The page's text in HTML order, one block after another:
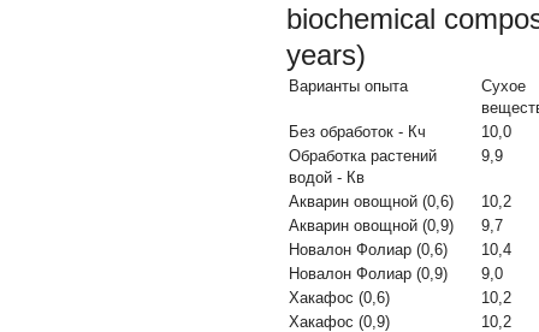
biochemical
years)
Варианты опыта
Сухое
Без обработок - Кч
10,0
Обработка растений
водой - Кв
9,9
Акварин овощной (0,6)
10,2
Акварин овощной (0,9)
9,7
Новалон Фолиар (0,6)
10,4
Новалон Фолиар (0,9)
9,0
Хакафос (0,6)
10,2
Хакафос (0,9)
10,2